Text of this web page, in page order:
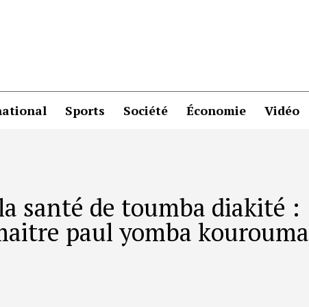
Sports Société Économie Vidéo
santé de toumba diakité :
paul yomba kourouma